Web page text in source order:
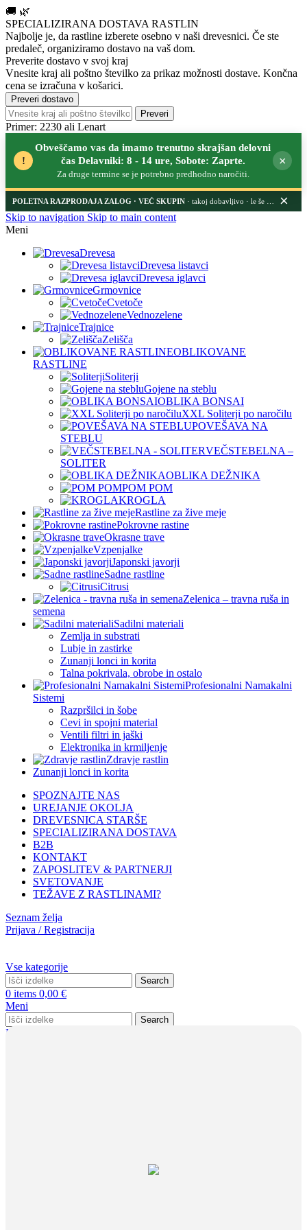
🚚 🌿
SPECIALIZIRANA DOSTAVA RASTLIN
Najbolje je, da rastline izberete osebno v naši drevesnici. Če ste
predaleč, organiziramo dostavo na vaš dom.
Preverite dostavo v svoj kraj
Vnesite kraj ali poštno številko za prikaz možnosti dostave. Končna
cena se izračuna v košarici.
Preveri dostavo
Preveri
Primer: 2230 ali Lenart
!
Obveščamo vas da imamo trenutno skrajšan delovni
čas Delavniki: 8 - 14 ure, Sobote: Zaprte.
Za druge termine se je potrebno predhodno naročiti.
×
POLETNA RAZPRODAJA ZALOG · takoj dobavljivo · le še nekaj dni ×
Skip to navigation Skip to main content
Meni
Drevesa
Drevesa listavci
Drevesa iglavci
Grmovnice
Cvetoče
Vednozelene
Trajnice
Zelišča
OBLIKOVANE
RASTLINE
Soliterji
Gojene na steblu
OBLIKA BONSAI
XXL Soliterji po naročilu
POVEŠAVA NA
STEBLU
VEČSTEBELNA –
SOLITER
OBLIKA DEŽNIKA
POM POM
KROGLA
Rastline za žive meje
Pokrovne rastine
Okrasne trave
Vzpenjalke
Japonski javorji
Sadne rastline
Citrusi
Zelenica – travna ruša in
semena
Sadilni materiali
Zemlja in substrati
Lubje in zastirke
Zunanji lonci in korita
Talna pokrivala, obrobe in ostalo
Profesionalni Namakalni
Sistemi
Razpršilci in šobe
Cevi in spojni material
Ventili filtri in jaški
Elektronika in krmiljenje
Zdravje rastlin
Zunanji lonci in korita
SPOZNAJTE NAS
UREJANJE OKOLJA
DREVESNICA STARŠE
SPECIALIZIRANA DOSTAVA
B2B
KONTAKT
ZAPOSLITEV & PARTNERJI
SVETOVANJE
TEŽAVE Z RASTLINAMI?
Seznam želja
Prijava / Registracija
Vse kategorije
Search
0 items 0,00 €
Meni
Search
Prijava / Registracija